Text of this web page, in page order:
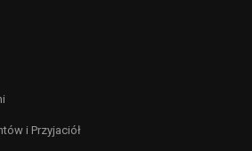
i Przyjaciół